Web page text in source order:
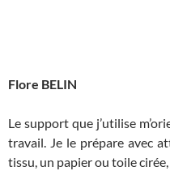
Flore BELIN
Le support que j’utilise
travail. Je le prépare avec
tissu, un papier ou toile